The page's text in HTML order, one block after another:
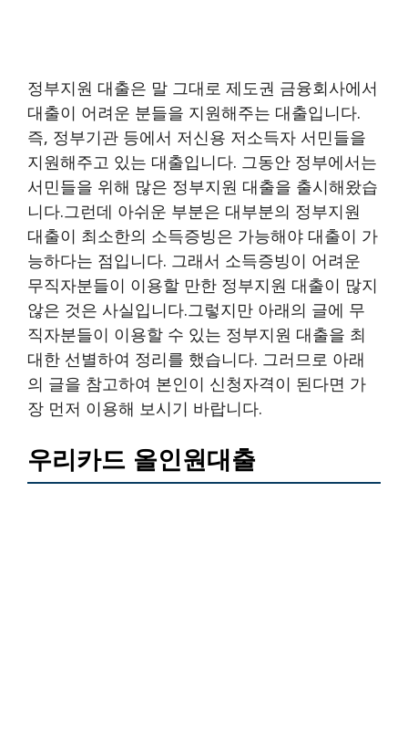
정부지원 대출은 말 그대로 제도권 금융회사에서
대출이 어려운 분들을 지원해주는 대출입니다.
즉, 정부기관 등에서 저신용 저소득자 서민들을
지원해주고 있는 대출입니다. 그동안 정부에서는
서민들을 위해 많은 정부지원 대출을 출시해왔습
니다.그런데 아쉬운 부분은 대부분의 정부지원
대출이 최소한의 소득증빙은 가능해야 대출이 가
능하다는 점입니다. 그래서 소득증빙이 어려운
무직자분들이 이용할 만한 정부지원 대출이 많지
않은 것은 사실입니다.그렇지만 아래의 글에 무
직자분들이 이용할 수 있는 정부지원 대출을 최
대한 선별하여 정리를 했습니다. 그러므로 아래
의 글을 참고하여 본인이 신청자격이 된다면 가
장 먼저 이용해 보시기 바랍니다.
우리카드 올인원대출